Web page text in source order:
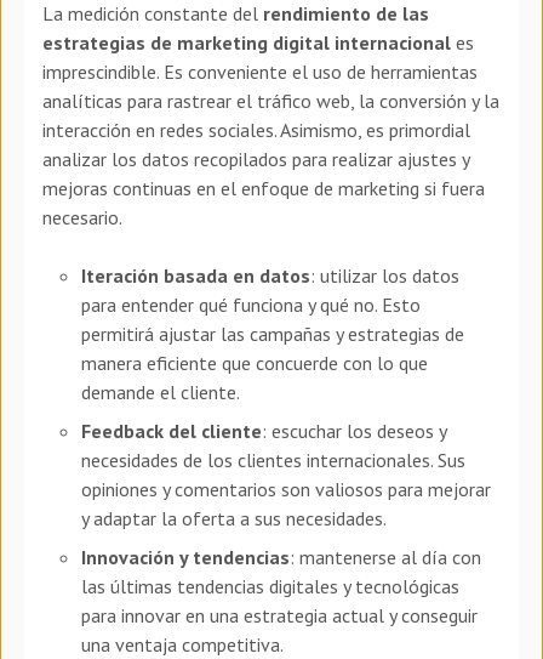
La medición constante del rendimiento de las
estrategias de marketing digital internacional es
imprescindible. Es conveniente el uso de herramientas
analíticas para rastrear el tráfico web, la conversión y la
interacción en redes sociales. Asimismo, es primordial
analizar los datos recopilados para realizar ajustes y
mejoras continuas en el enfoque de marketing si fuera
necesario.
Iteración basada en datos: utilizar los datos
para entender qué funciona y qué no. Esto
permitirá ajustar las campañas y estrategias de
manera eficiente que concuerde con lo que
demande el cliente.
Feedback del cliente: escuchar los deseos y
necesidades de los clientes internacionales. Sus
opiniones y comentarios son valiosos para mejorar
y adaptar la oferta a sus necesidades.
Innovación y tendencias: mantenerse al día con
las últimas tendencias digitales y tecnológicas
para innovar en una estrategia actual y conseguir
una ventaja competitiva.